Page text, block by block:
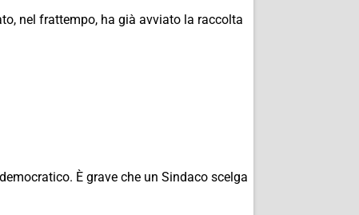
nel frattempo, ha già avviato la raccolta
È grave che un Sindaco scelga